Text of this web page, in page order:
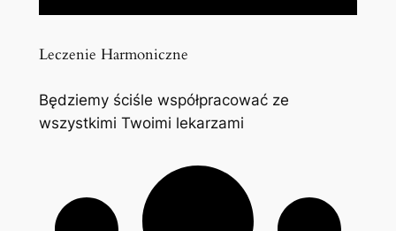
Leczenie Harmoniczne
Będziemy ściśle współpracować ze
wszystkimi Twoimi lekarzami